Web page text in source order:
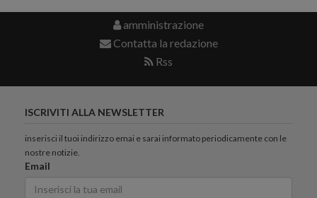
amministrazione
Contatta la redazione
Rss
ISCRIVITI ALLA NEWSLETTER
inserisci il tuoi indirizzo emai e sarai informato periodicamente con le
nostre notizie.
Email